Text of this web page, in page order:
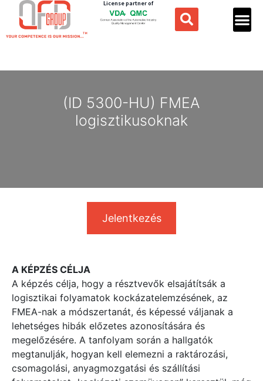
License partner of
(ID 5300-HU) FMEA
logisztikusoknak
Jelentkezés
A KÉPZÉS CÉLJA
A képzés célja, hogy a résztvevők elsajátítsák a
logisztikai folyamatok kockázatelemzésének, az
FMEA-nak a módszertanát, és képessé váljanak a
lehetséges hibák előzetes azonosítására és
megelőzésére. A tanfolyam során a hallgatók
megtanulják, hogyan kell elemezni a raktározási,
csomagolási, anyagmozgatási és szállítási